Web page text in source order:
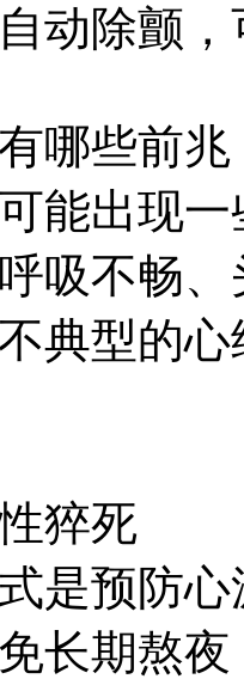
动除颤
哪些前兆
能出现
吸不畅
典型的
猝死
是预防
长期熬夜